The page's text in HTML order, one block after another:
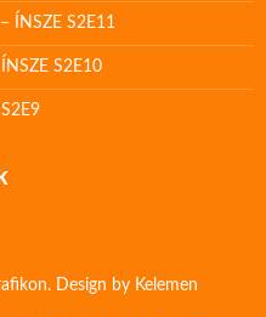
ÍNSZE S2E11
S2E10
Design by Kelemen